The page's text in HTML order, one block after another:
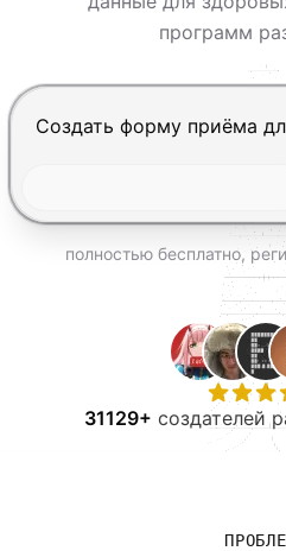
ПОПРОБОВАТЬпрограмм
Нажмите Enter, чтобы
полностью бесплатно,
31129+ создателей